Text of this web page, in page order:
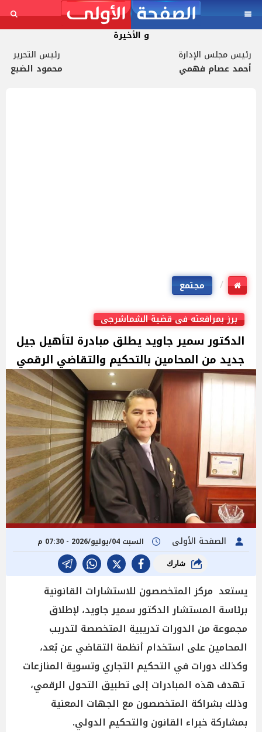
و الأخيرة
رئيس مجلس الإدارة
أحمد عصام فهمي
رئيس التحرير
محمود الضبع
مجتمع
برز بمرافعته فى قضية الشماشرجى
الدكتور سمير جاويد يطلق مبادرة لتأهيل جيل
جديد من المحامين بالتحكيم والتقاضي الرقمي
الصفحة الأولى السبت 04/يوليو/2026 - 07:30 م
شارك
يستعد مركز المتخصصون للاستشارات القانونية
برئاسة المستشار الدكتور سمير جاويد، لإطلاق
مجموعة من الدورات تدريبية المتخصصة لتدريب
المحامين على استخدام أنظمة التقاضي عن بُعد،
وكذلك دورات في التحكيم التجاري وتسوية المنازعات
تهدف هذه المبادرات إلى تطبيق التحول الرقمي،
وذلك بشراكة المتخصصون مع الجهات المعنية
بمشاركة خبراء القانون والتحكيم الدولي.